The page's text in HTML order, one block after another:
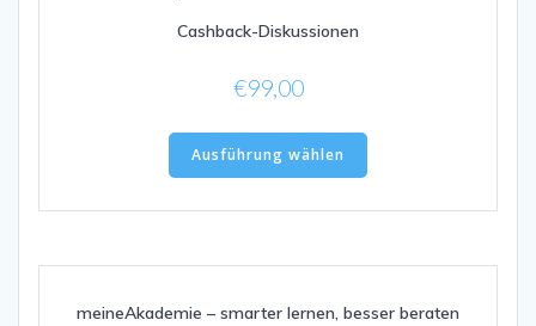
Cashback-Diskussionen
€99,00
Ausführung wählen
weist
mehrere
auf.
Optionen
meineAkademie – smarter lernen, besser beraten